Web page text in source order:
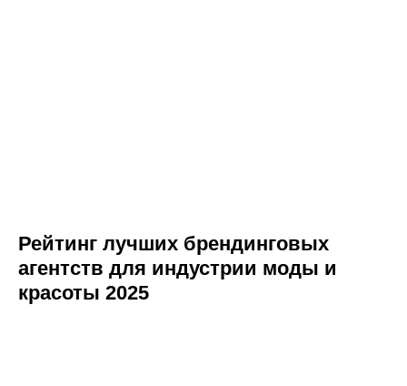
Рейтинг лучших брендинговых
агентств для индустрии моды и
красоты 2025